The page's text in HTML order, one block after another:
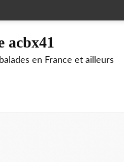
acbx41
en France et ailleurs